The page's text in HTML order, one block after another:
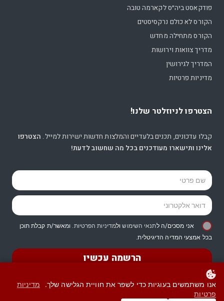
פודקאסט ביה״ס לקארמה טובה
הקורס לא כולם נרקסיסטים
הקורס מתחילה מחדש
מדריך צוואות וירושות
המדריך לגירושין
מדיניות פרטיות
הצטרפו לניוזלטר שלנו!
קבלו עדכונים, תכנים בלעדיים והמלצות חדשות ישירות למייל. הצטרפו
אלינו ותישארו מעודכנים בכל מה שחשוב לדעת!
אני מסכים/ה לתנאי השימושולמדיניות הפרטיות. ומאשר/ת קבלת תוכן
בכל אמצעי המדיה הדיגיטלית.
הרשמה עכשיו
אנו משתמשים בעוגיות כדי לשפר את חוויית הגלישה שלך.
מדיניות
פרטיות